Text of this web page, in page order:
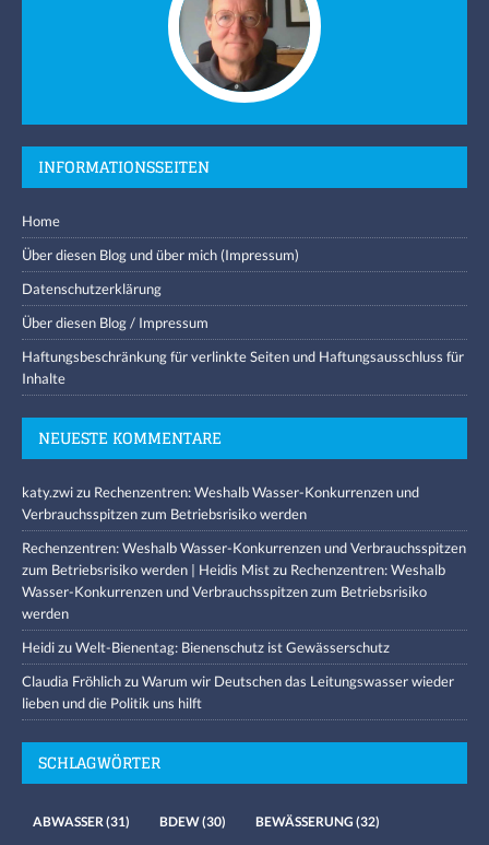
INFORMATIONSSEITEN
Home
Über diesen Blog und über mich (Impressum)
Datenschutzerklärung
Über diesen Blog / Impressum
Haftungsbeschränkung für verlinkte Seiten und Haftungsausschluss für
Inhalte
NEUESTE KOMMENTARE
katy.zwizu Rechenzentren: Weshalb Wasser-Konkurrenzen und
Verbrauchsspitzen zum Betriebsrisiko werden
Rechenzentren: Weshalb Wasser-Konkurrenzen und Verbrauchsspitzen
zum Betriebsrisiko werden | Heidis Mistzu Rechenzentren: Weshalb
Wasser-Konkurrenzen und Verbrauchsspitzen zum Betriebsrisiko
werden
HeidizuWelt-Bienentag: Bienenschutz ist Gewässerschutz
Claudia FröhlichzuWarum wir Deutschen das Leitungswasser wieder
lieben und die Politik uns hilft
SCHLAGWÖRTER
ABWASSER (31) BDEW(30) BEWÄSSERUNG (32)